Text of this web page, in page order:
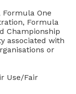
One
Formula
Championship
associated with
or
Use/Fair